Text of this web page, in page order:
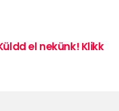
el nekünk! Klikk